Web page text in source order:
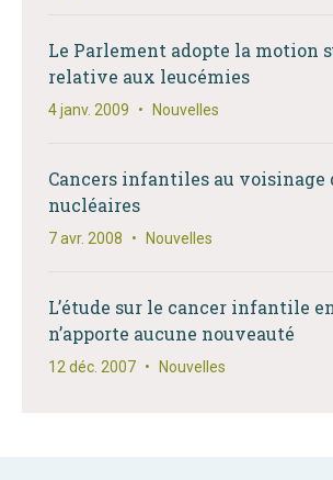
Le Parlement adopte la motion
relative aux leucémies
4 janv. 2009 • Nouvelles
Cancers infantiles au voisinage
nucléaires
7 avr. 2008 • Nouvelles
L’étude sur le cancer infantile
n’apporte aucune nouveauté
12 déc. 2007 • Nouvelles